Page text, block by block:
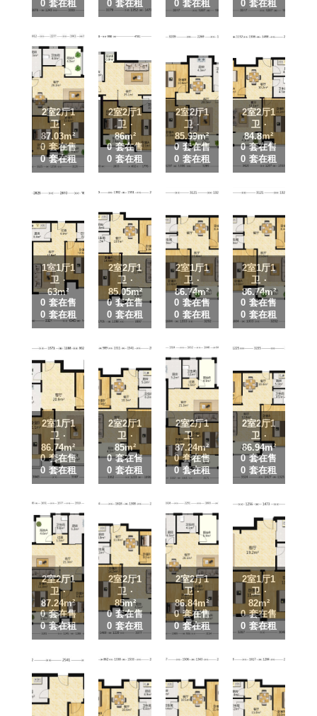
0 套在租
0 套在租
0 套在租
0 套在租
2室2厅1
卫 ·
87.03m²
0 套在售
0 套在租
2室2厅1
卫 ·
86m²
0 套在售
0 套在租
2室2厅1
卫 ·
85.99m²
0 套在售
0 套在租
2室2厅1
卫 ·
84.8m²
0 套在售
0 套在租
1室1厅1
卫 ·
63m²
0 套在售
0 套在租
2室2厅1
卫 ·
85.05m²
0 套在售
0 套在租
2室1厅1
卫 ·
86.74m²
0 套在售
0 套在租
2室1厅1
卫 ·
86.74m²
0 套在售
0 套在租
2室1厅1
卫 ·
86.74m²
0 套在售
0 套在租
2室2厅1
卫 ·
85m²
0 套在售
0 套在租
2室2厅1
卫 ·
87.24m²
0 套在售
0 套在租
2室2厅1
卫 ·
86.94m²
0 套在售
0 套在租
2室2厅1
卫 ·
87.24m²
0 套在售
0 套在租
2室2厅1
卫 ·
85m²
0 套在售
0 套在租
2室2厅1
卫 ·
86.84m²
0 套在售
0 套在租
2室1厅1
卫 ·
82m²
0 套在售
0 套在租